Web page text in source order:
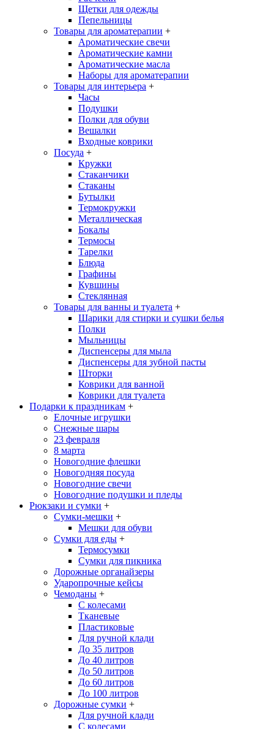
Щетки для одежды
Пепельницы
Товары для ароматерапии +
Ароматические свечи
Ароматические камни
Ароматические масла
Наборы для ароматерапии
Товары для интерьера +
Часы
Подушки
Полки для обуви
Вешалки
Входные коврики
Посуда +
Кружки
Стаканчики
Стаканы
Бутылки
Термокружки
Металлическая
Бокалы
Термосы
Тарелки
Блюда
Графины
Кувшины
Стеклянная
Товары для ванны и туалета +
Шарики для стирки и сушки белья
Полки
Мыльницы
Диспенсеры для мыла
Диспенсеры для зубной пасты
Шторки
Коврики для ванной
Коврики для туалета
Подарки к праздникам +
Елочные игрушки
Снежные шары
23 февраля
8 марта
Новогодние флешки
Новогодняя посуда
Новогодние свечи
Новогодние подушки и пледы
Рюкзаки и сумки +
Сумки-мешки +
Мешки для обуви
Сумки для еды +
Термосумки
Сумки для пикника
Дорожные органайзеры
Ударопрочные кейсы
Чемоданы +
С колесами
Тканевые
Пластиковые
Для ручной клади
До 35 литров
До 40 литров
До 50 литров
До 60 литров
До 100 литров
Дорожные сумки +
Для ручной клади
С колесами